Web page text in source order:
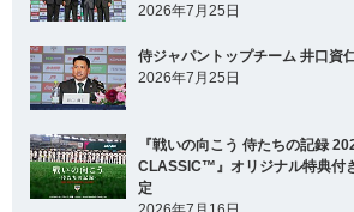
2026年7月25日
侍ジャパントップチーム 井口資
2026年7月25日
『戦いの向こう 侍たちの記録
CLASSIC™』オリジナル特典付
定